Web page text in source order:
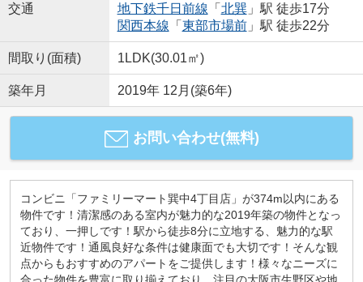
交通
地下鉄千日前線 「 北巽」駅 徒歩17分
関西本線 「 東部市場前」駅 徒歩22分
間取り(面積) 1LDK(30.01㎡)
築年月 2019年 12月(築6年)
お問い合わせ(無料)
コンビニ「ファミリーマート巽中4丁目店」が374m以内にある
物件です！清潔感のある室内が魅力的な2019年築の物件となっ
ており、一押しです！駅から徒歩8分に立地する、魅力的な駅
近物件です！通風良好な条件は健康面でも大切です！そんな観
点からもおすすめのアパートをご提供します！様々なニーズに